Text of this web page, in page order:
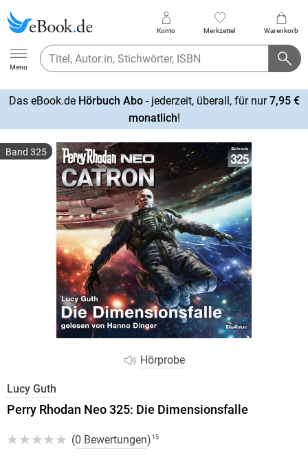
Ebook.de
Menu
Konto Merkzettel Warenkorb
Das eBook.de Hörbuch Abo- jederzeit, überall, für nur7,95 €
monatlich!
Hörprobe
Band 325
Lucy Guth
Perry Rhodan Neo 325: Die Dimensionsfalle
(0 Bewertungen) 15